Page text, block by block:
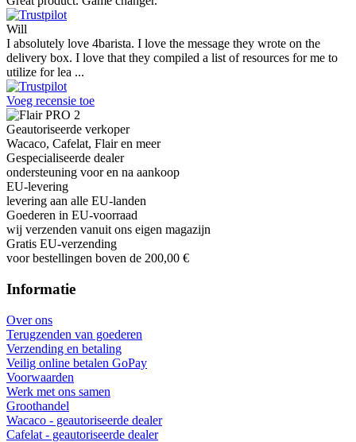
Will
I absolutely love 4barista. I love the message they wrote on the
delivery box. I love that they compiled a list of resources for me to
utilize for lea ...
Voeg recensie toe
Geautoriseerde verkoper
Wacaco, Cafelat, Flair en meer
Gespecialiseerde dealer
ondersteuning voor en na aankoop
EU-levering
levering aan alle EU-landen
Goederen in EU-voorraad
wij verzenden vanuit ons eigen magazijn
Gratis EU-verzending
voor bestellingen boven de 200,00 €
Informatie
Over ons
Terugzenden van goederen
Verzending en betaling
Veilig online betalen GoPay
Voorwaarden
Werk met ons samen
Groothandel
Wacaco - geautoriseerde dealer
Cafelat - geautoriseerde dealer